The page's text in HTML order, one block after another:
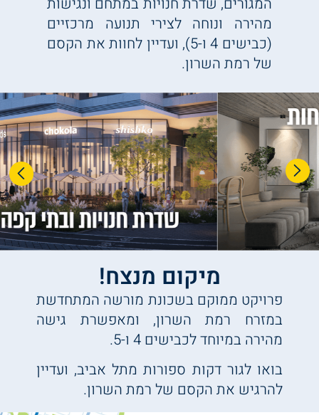
המגורים, שדרת חנויות במתחם ונגישות
מהירה ונוחה לצירי תנועה מרכזיים
(כבישים 4 ו-5), ועדיין לחוות את הקסם
של רמת השרון.
מיקום מנצח!
פרויקט ממוקם בשכונת מורשה המתחדשת
במזרח רמת השרון, ומאפשרת גישה
מהירה במיוחד לכבישים 4 ו-5.
בואו לגור דקות ספורות מתל אביב, ועדיין
להרגיש את הקסם של רמת השרון.